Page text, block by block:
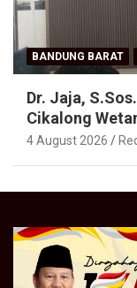
BANDUNG BARAT
Dr. Jaja,
Cikalong
4 August 2026